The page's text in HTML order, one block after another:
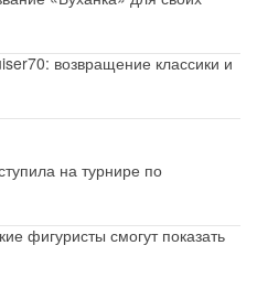
возвращение классики и
на турнире по
фигуристы смогут показать